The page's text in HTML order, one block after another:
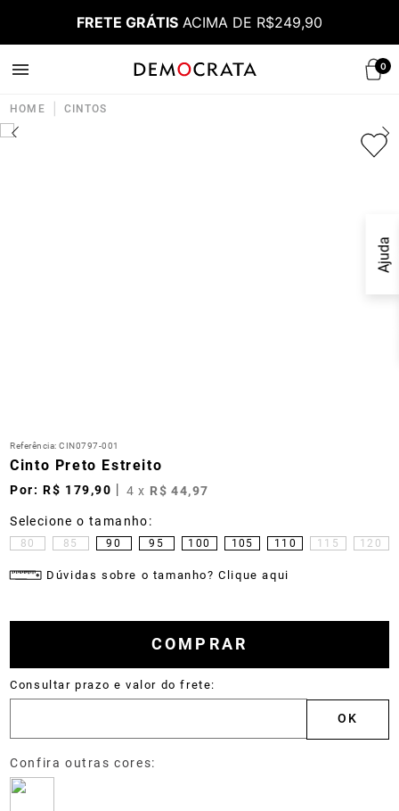
FRETE GRÁTIS ACIMA DE R$249,90
0
Ajuda
HOME CINTOS
Referência:CIN0797-001
Cinto Preto Estreito
R$ 179,90 4 x R$ 44,97
80 85 90 95 100 105 110 115 120
Dúvidas sobre o tamanho? Clique aqui
COMPRAR